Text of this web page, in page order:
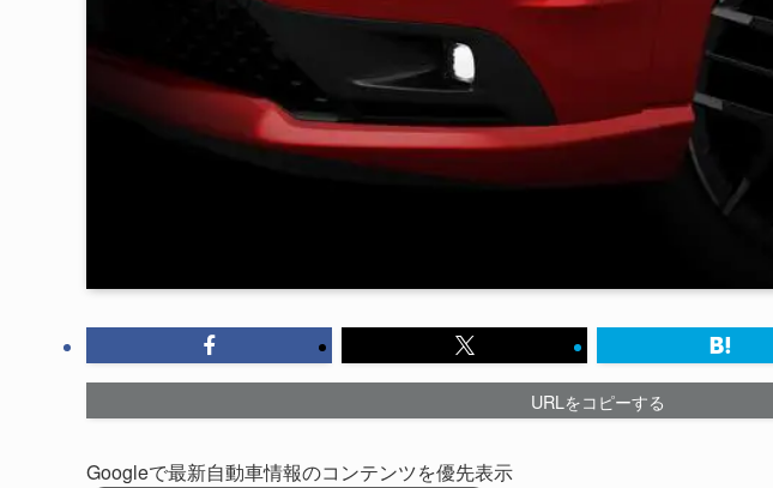
URLをコピーする
Googleで最新自動車情報のコンテンツを優先表示